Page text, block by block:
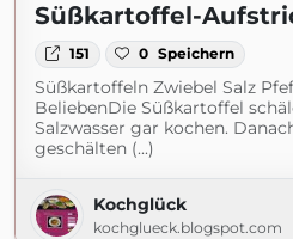
Süßkartoffel-
151 0 Speichern
Süßkartoffeln Zwiebel Salz
BeliebenDie Süßkartoffel
Salzwasser gar kochen.
geschälten (...)
Kochglück
kochglueck.blogspot.com